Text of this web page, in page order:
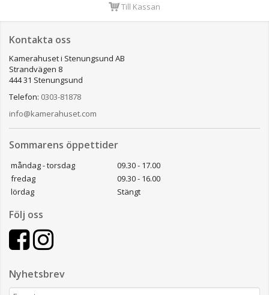
Till Kassan
Kontakta oss
Kamerahuset i Stenungsund AB
Strandvägen 8
444 31 Stenungsund
Telefon: 0303-81878
info@kamerahuset.com
Sommarens öppettider
måndag - torsdag
09.30 - 17.00
fredag
09.30 - 16.00
lördag
Stängt
Följ oss
Nyhetsbrev